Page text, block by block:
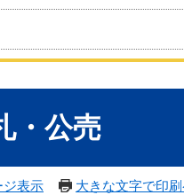
・公売
ジ表示 大きな文字で印